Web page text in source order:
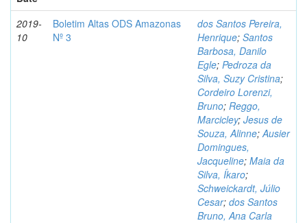
2019-
10
Boletim Altas ODS Amazonas
Nº 3
dos Santos Pereira,
Henrique; Santos
Barbosa, Danilo
Egle; Pedroza da
Silva, Suzy Cristina;
Cordeiro Lorenzi,
Bruno; Reggo,
Marcicley; Jesus de
Souza, Alinne;Ausier
Domingues,
Jacqueline; Maia da
Silva, Íkaro;
Schweickardt, Júlio
Cesar; dos Santos
Bruno, Ana Carla